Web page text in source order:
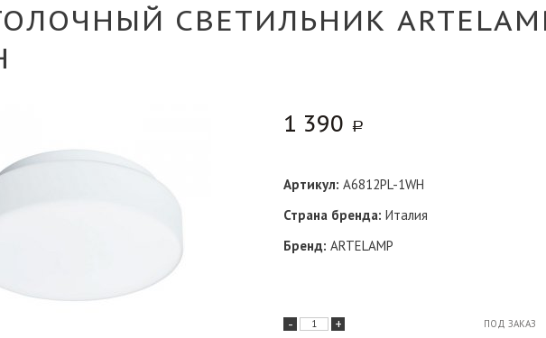
СВЕТИЛЬНИК
1 390
Артикул: A6812PL-1WH
Страна бренда: Италия
Бренд: ARTELAMP
ПОД ЗАКАЗ
- +